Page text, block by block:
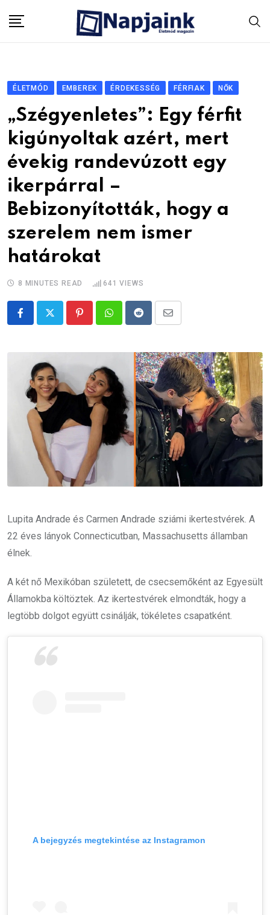
ÉLETMÓD EMBEREK ÉRDEKESSÉG FÉRFIAK NŐK
„Szégyenletes”: Egy férfit
kigúnyoltak azért, mert
évekig randevúzott egy
ikerpárral –
Bebizonyították, hogy a
szerelem nem ismer
határokat
8 MINUTES READ 641 VIEWS
PinterestWhatsappRedditShare
Email
Lupita Andrade és Carmen Andrade sziámi ikertestvérek. A
22 éves lányok Connecticutban, Massachusetts államban
élnek.
A két nő Mexikóban született, de csecsemőként az Egyesült
Államokba költöztek. Az ikertestvérek elmondták, hogy a
legtöbb dolgot együtt csinálják, tökéletes csapatként.
A bejegyzés megtekintése az Instagramon